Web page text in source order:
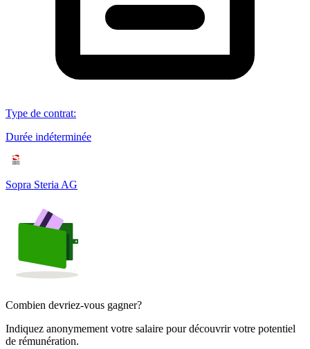
Type de contrat:
Durée indéterminée
Sopra Steria AG
Combien devriez-vous gagner?
Indiquez anonymement votre salaire pour découvrir votre potentiel
de rémunération.